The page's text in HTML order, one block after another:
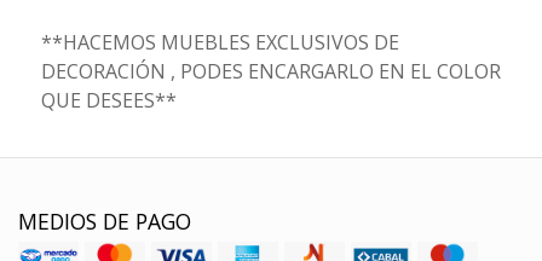
**HACEMOS MUEBLES EXCLUSIVOS DE
DECORACIÓN , PODES ENCARGARLO EN EL COLOR
QUE DESEES**
MEDIOS DE PAGO